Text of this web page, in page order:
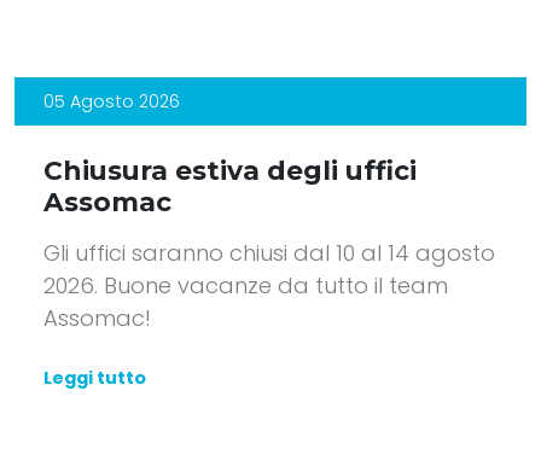
05 Agosto 2026
Chiusura estiva degli uffici
Assomac
Gli uffici saranno chiusi dal 10 al 14 agosto
2026. Buone vacanze da tutto il team
Assomac!
Leggi tutto